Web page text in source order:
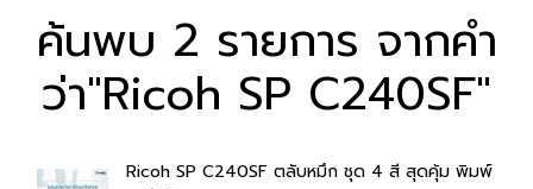
ค้นพบ 2 รายการ จากคำ
ว่า"Ricoh SP C240SF"
Ricoh SP C240SF ตลับหมึก ชุด 4 สี สุดคุ้ม พิมพ์